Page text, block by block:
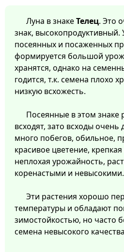
Луна в знакеТелец. Это
знак, высокопродуктивный.
посеянных и посаженных
формируется большой
хранятся, однако на
годится, т.к. семена плохо
низкую всхожесть.
Посеянные в этом знаке
всходят, зато всходы
много побегов, обильное,
красивое цветение,
неплохая урожайность,
коренастыми и невысокими.
Эти растения хорошо
температуры и обладают
зимостойкостью, но часто
семена невысокого